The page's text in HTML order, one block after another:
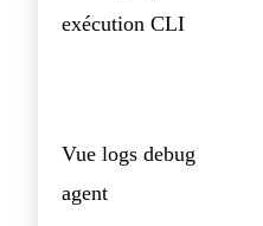
exécution CLI
Vue logs debug
agent